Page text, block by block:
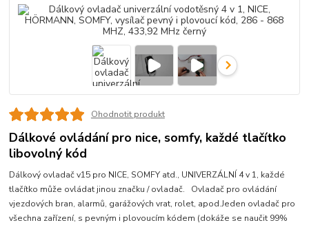
Ohodnotit produkt
Dálkové ovládání pro nice, somfy, každé tlačítko
libovolný kód
Dálkový ovladač v15 pro NICE, SOMFY atd., UNIVERZÁLNÍ 4 v 1, každé
tlačítko může ovládat jinou značku / ovladač. Ovladač pro ovládání
vjezdových bran, alarmů, garážových vrat, rolet, apod.Jeden ovladač pro
všechna zařízení, s pevným i plovoucím kódem (dokáže se naučit 99%